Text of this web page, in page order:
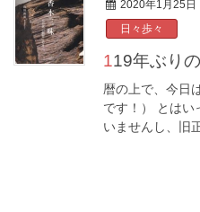
2020年1月25日
日々歩々
119年ぶり
暦の上で、今日
です！） とはい
いませんし、旧